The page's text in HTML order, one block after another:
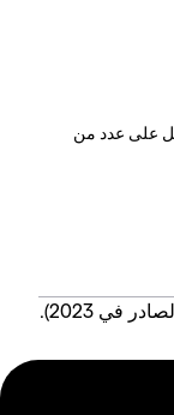
على عدد من
في 2023).